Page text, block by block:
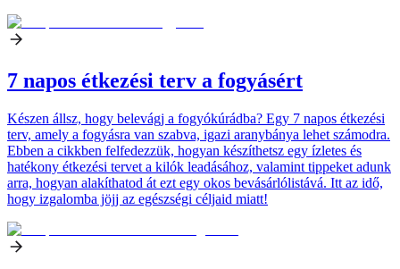
7 napos étkezési terv a fogyásért
Készen állsz, hogy belevágj a fogyókúrádba? Egy 7 napos étkezési
terv, amely a fogyásra van szabva, igazi aranybánya lehet számodra.
Ebben a cikkben felfedezzük, hogyan készíthetsz egy ízletes és
hatékony étkezési tervet a kilók leadásához, valamint tippeket adunk
arra, hogyan alakíthatod át ezt egy okos bevásárlólistává. Itt az idő,
hogy izgalomba jöjj az egészségi céljaid miatt!